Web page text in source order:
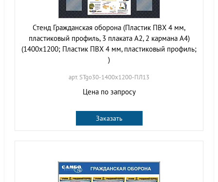
Стенд Гражданская оборона (Пластик ПВХ 4 мм,
пластиковый профиль, 3 плаката А2, 2 кармана А4)
(1400х1200; Пластик ПВХ 4 мм, пластиковый профиль;
)
арт. STgo30-1400х1200-ПЛ13
Цена по запросу
Заказать